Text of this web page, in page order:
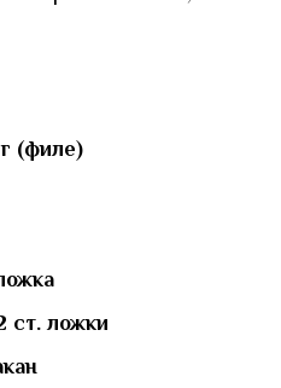
(филе)
ст. ложки